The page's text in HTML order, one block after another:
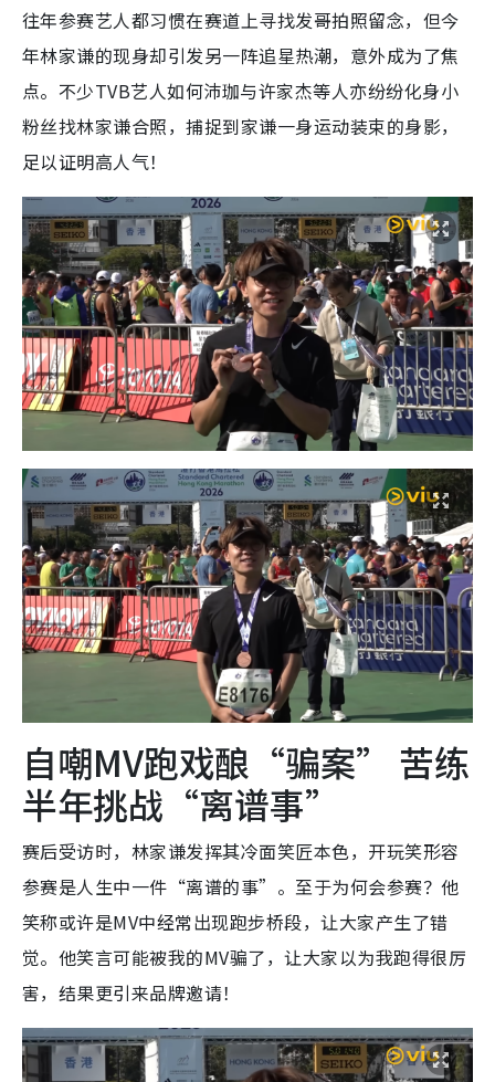
往年参赛艺人都习惯在赛道上寻找发哥拍照留念，但今
年林家谦的现身却引发另一阵追星热潮，意外成为了焦
点。不少TVB艺人如何沛珈与许家杰等人亦纷纷化身小
粉丝找林家谦合照，捕捉到家谦一身运动装束的身影，
足以证明高人气！
自嘲MV跑戏酿“骗案” 苦练
半年挑战“离谱事”
赛后受访时，林家谦发挥其冷面笑匠本色，开玩笑形容
参赛是人生中一件“离谱的事”。至于为何会参赛？他
笑称或许是MV中经常出现跑步桥段，让大家产生了错
觉。他笑言可能被我的MV骗了，让大家以为我跑得很厉
害，结果更引来品牌邀请！